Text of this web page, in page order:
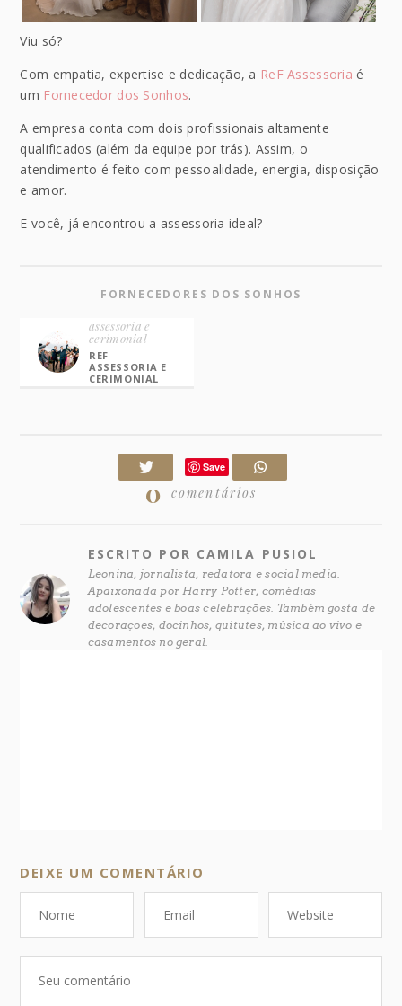
Viu só?
Com empatia, expertise e dedicação, a ReF Assessoria é
um Fornecedor dos Sonhos.
A empresa conta com dois profissionais altamente
qualificados (além da equipe por trás). Assim, o
atendimento é feito com pessoalidade, energia, disposição
e amor.
E você, já encontrou a assessoria ideal?
FORNECEDORES DOS SONHOS
assessoria e
cerimonial
REF
ASSESSORIA E
CERIMONIAL
Save
0 comentários
ESCRITO POR CAMILA PUSIOL
Leonina, jornalista, redatora e social media.
Apaixonada por Harry Potter, comédias
adolescentes e boas celebrações. Também gosta de
decorações, docinhos, quitutes, música ao vivo e
casamentos no geral.
DEIXE UM COMENTÁRIO